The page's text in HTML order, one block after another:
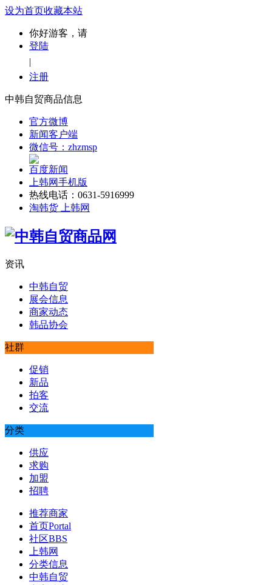
设为首页收藏本站
你好游客，请
登陆
|
注册
中韩自贸商品信息
官方微博
新闻客户端
微信号：zhzmsp
百度新闻
上韩网手机版
热线电话：0631-5916999
淘韩货 上韩网
资讯
中韩自贸
展会信息
商家动态
韩品协会
社群
促销
新品
拍客
交流
分类
供应
求购
加盟
招聘
推荐商家
首页Portal
社区BBS
上韩网
分类信息
中韩自贸